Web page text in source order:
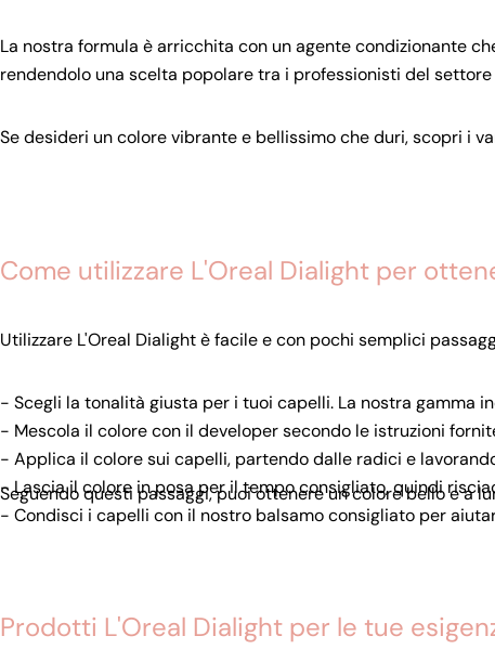
La nostra formula è arricchita con un agente condizionante
rendendolo una scelta popolare tra i professionisti del
Se desideri un colore vibrante e bellissimo che duri, scopri i
Come utilizzare L'Oreal Dialight per
Utilizzare L'Oreal Dialight è facile e con pochi semplici
- Scegli la tonalità giusta per i tuoi capelli. La nostra gamma
- Mescola il colore con il developer secondo le istruzioni
- Applica il colore sui capelli, partendo dalle radici e
- Lascia il colore in posa per il tempo consigliato, quindi
- Condisci i capelli con il nostro balsamo consigliato per
Seguendo questi passaggi, puoi ottenere un colore bello e a
Prodotti L'Oreal Dialight per le tue